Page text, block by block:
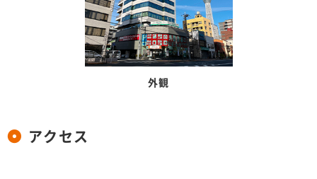
外観
アクセス